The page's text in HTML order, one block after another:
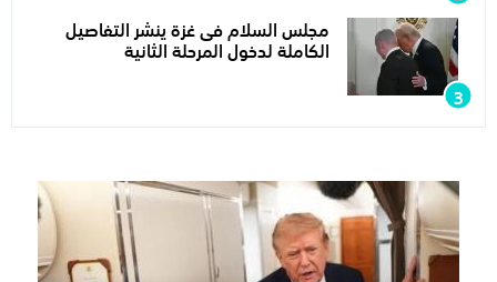
مجلس السلام فى غزة ينشر التفاصيل
الكاملة لدخول المرحلة الثانية